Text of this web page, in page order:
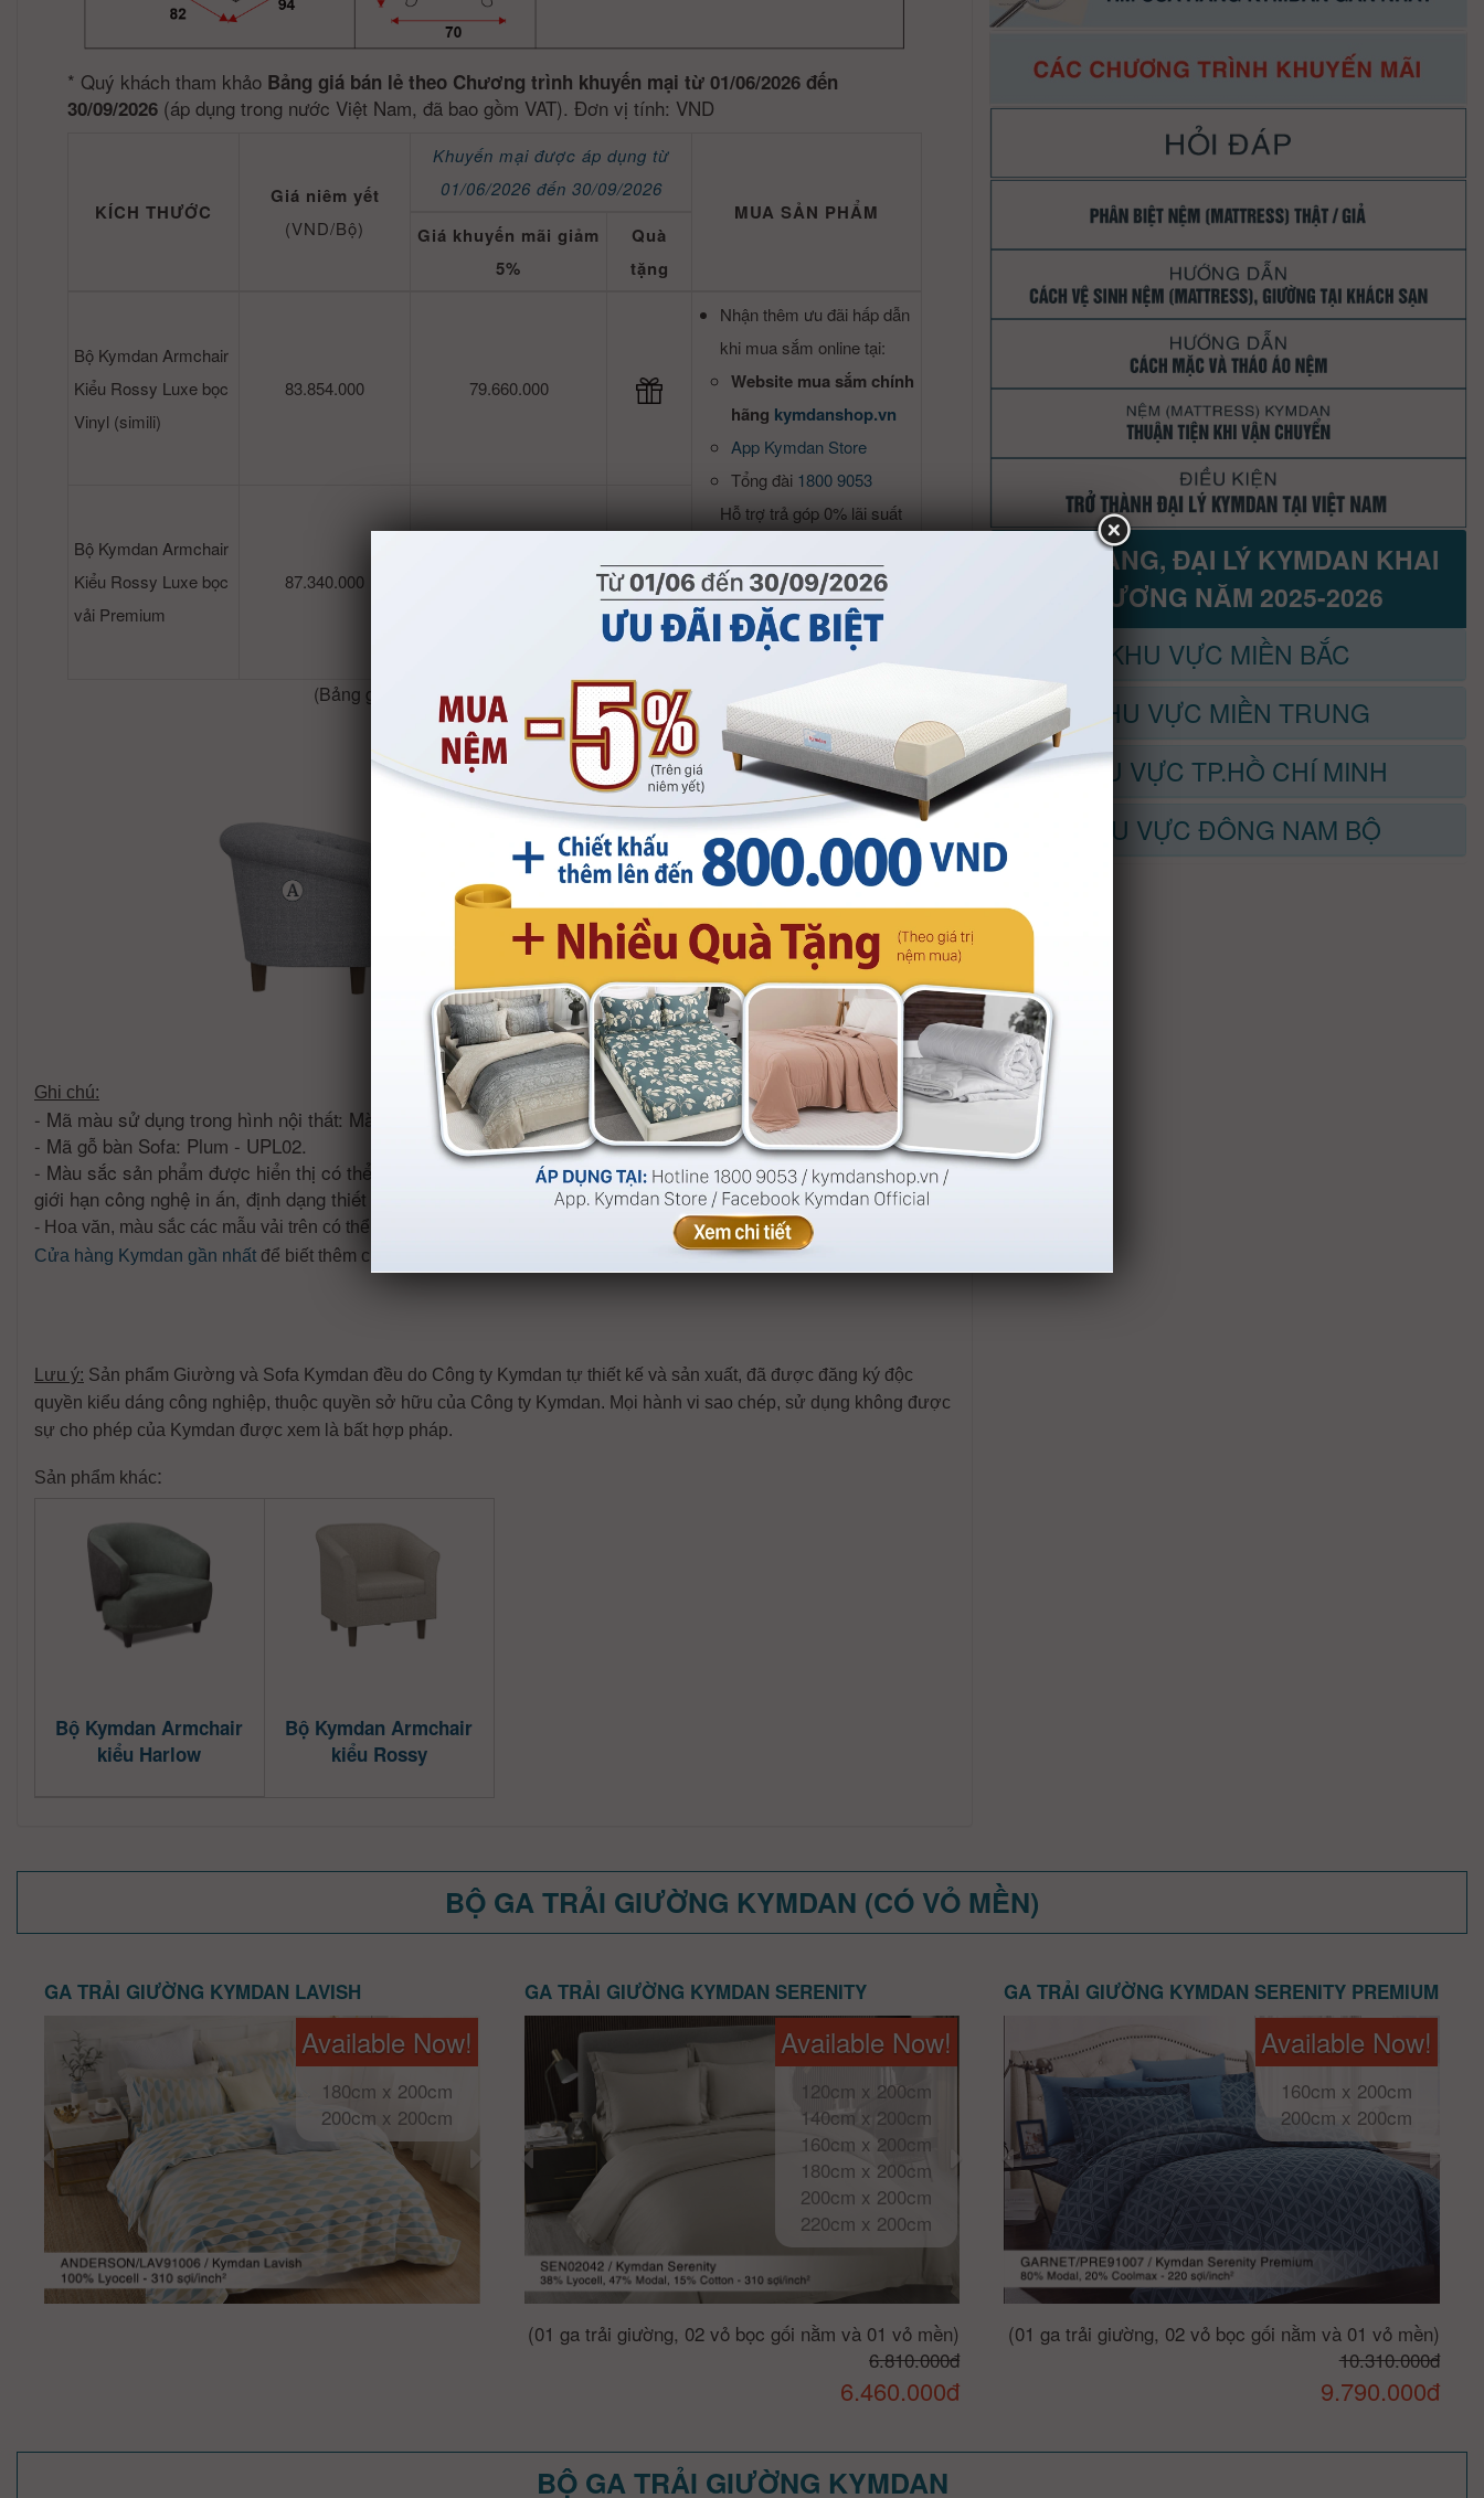
* Quý khách tham khảo Bảng giá bán lẻ theo Chương trình khuyến mại từ 01/06/2026 đến
30/09/2026 (áp dụng trong nước Việt Nam, đã bao gồm VAT). Đơn vị tính: VND
KÍCH THƯỚC
Giá niêm yết
(VND/Bộ)
Khuyến mại được áp dụng từ
01/06/2026 đến 30/09/2026
MUA SẢN PHẨM
Giá khuyến mãi giảm
5%
Quà
tặng
Bộ Kymdan Armchair
Kiểu Rossy Luxe bọc
Vinyl (simili)
83.854.000 79.660.000
Nhận thêm ưu đãi hấp dẫn
khi mua sắm online tại:
Website mua sắm chính
hãng kymdanshop.vn
App Kymdan Store
Tổng đài 1800 9053
Hỗ trợ trả góp 0% lãi suất
card)(Xem chi tiết)
Tìm cửa hàng Kymdan gần
nhất
Bộ Kymdan Armchair
Kiểu Rossy Luxe bọc
vải Premium
87.340.000
(Bảng giá trên gồm 2 ghế bành, bàn kèm theo)
Ghi chú:
- Mã màu sử dụng trong hình nội thất: Màu bọc SOFFKIN KA-A1032.
- Mã gỗ bàn Sofa: Plum - UPL02.
- Màu sắc sản phẩm được hiển thị có thể khác so với thực tế (do nhiều yếu tố bao gồm ánh sáng môi trường,
giới hạn công nghệ in ấn, định dạng thiết bị hiển thị v.v).
- Hoa văn, màu sắc các mẫu vải trên có thể thay đổi theo từng lô sản xuất, khi đặt hàng Quý khách vui lòng
Cửa hàng Kymdan gần nhất để biết thêm chi tiết.
Lưu ý: Sản phẩm Giường và Sofa Kymdan đều do Công ty Kymdan tự thiết kế và sản xuất, đã được đăng ký độc
quyền kiểu dáng công nghiệp, thuộc quyền sở hữu của Công ty Kymdan. Mọi hành vi sao chép, sử dụng không được
sự cho phép của Kymdan được xem là bất hợp pháp.
Sản phẩm khác:
Bộ Kymdan Armchair
kiểu Harlow
Bộ Kymdan Armchair
kiểu Rossy
CỬA HÀNG, ĐẠI LÝ KYMDAN KHAI
TRƯƠNG NĂM 2025-2026
KHU VỰC MIỀN BẮC
KHU VỰC MIỀN TRUNG
KHU VỰC TP.HỒ CHÍ MINH
KHU VỰC ĐÔNG NAM BỘ
BỘ GA TRẢI GIƯỜNG KYMDAN (CÓ VỎ MỀN)
GA TRẢI GIƯỜNG KYMDAN LAVISH
Available Now!
180cm x 200cm
200cm x 200cm
GA TRẢI GIƯỜNG KYMDAN SERENITY
Available Now!
120cm x 200cm
140cm x 200cm
160cm x 200cm
180cm x 200cm
200cm x 200cm
220cm x 200cm
(01 ga trải giường, 02 vỏ bọc gối nằm và 01 vỏ mền)
6.810.000đ
6.460.000đ
GA TRẢI GIƯỜNG KYMDAN SERENITY PREMIUM
Available Now!
160cm x 200cm
200cm x 200cm
(01 ga trải giường, 02 vỏ bọc gối nằm và 01 vỏ mền)
10.310.000đ
9.790.000đ
BỘ GA TRẢI GIƯỜNG KYMDAN